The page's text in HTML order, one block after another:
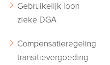
Gebruikelijk loon
zieke DGA
Compensatieregeling
transitievergoeding